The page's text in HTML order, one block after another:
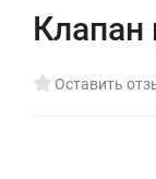
Клапан
Оставить